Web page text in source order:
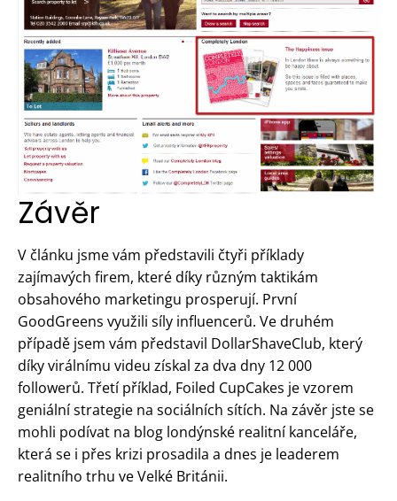
Závěr
V článku jsme vám představili čtyři příklady
zajímavých firem, které díky různým taktikám
obsahového marketingu prosperují. První
GoodGreens využili síly influencerů. Ve druhém
případě jsem vám představil DollarShaveClub, který
díky virálnímu videu získal za dva dny 12 000
followerů. Třetí příklad, Foiled CupCakes je vzorem
geniální strategie na sociálních sítích. Na závěr jste se
mohli podívat na blog londýnské realitní kanceláře,
která se i přes krizi prosadila a dnes je leaderem
realitního trhu ve Velké Británii.